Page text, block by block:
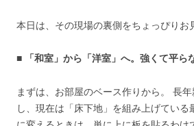
本日は、その現場の裏側をちょっぴりお
■ 「和室」から「洋室」へ。強くて平ら
まずは、お部屋のベース作りから。 長
し、現在は「床下地」を組み上げている